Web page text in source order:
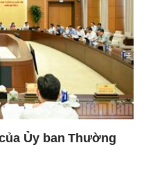
Ủy ban Thường